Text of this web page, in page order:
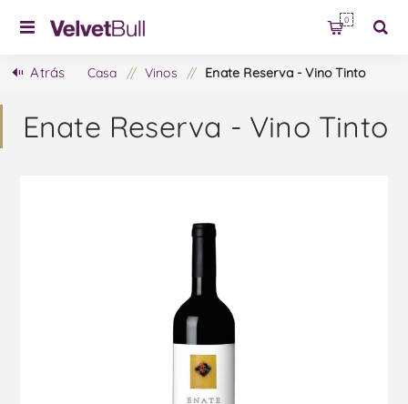
0
Atrás Casa / Vinos / Enate Reserva - Vino Tinto
Enate Reserva - Vino Tinto